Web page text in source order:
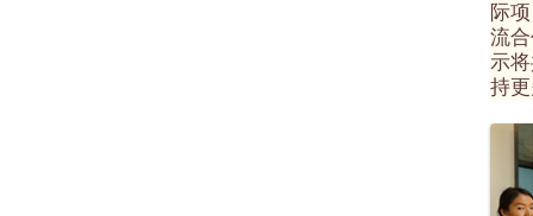
际
流
示
持